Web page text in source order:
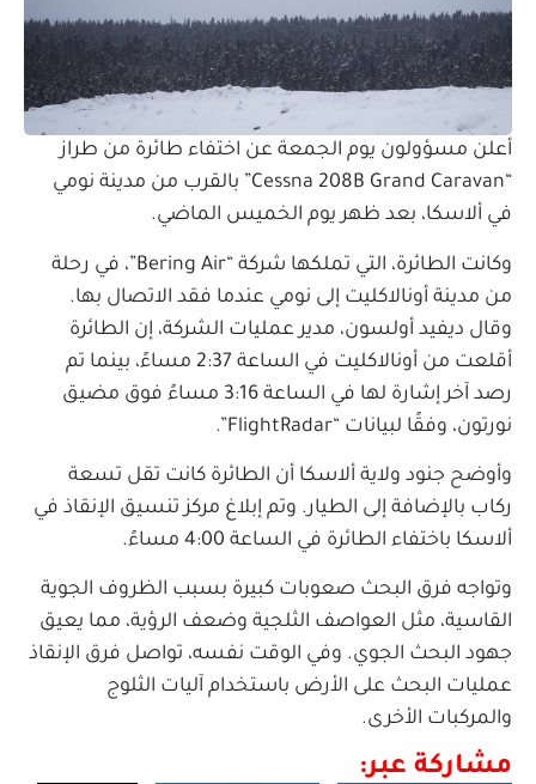
أعلن مسؤولون يوم الجمعة عن اختفاء طائرة من طراز
“Cessna 208B Grand Caravan” بالقرب من مدينة نومي
في ألاسكا، بعد ظهر يوم الخميس الماضي.
وكانت الطائرة، التي تملكها شركة “Bering Air”، في رحلة
من مدينة أونالاكليت إلى نومي عندما فقد الاتصال بها.
وقال ديفيد أولسون، مدير عمليات الشركة، إن الطائرة
أقلعت من أونالاكليت في الساعة 2:37 مساءً، بينما تم
رصد آخر إشارة لها في الساعة 3:16 مساءً فوق مضيق
نورتون، وفقًا لبيانات “FlightRadar”.
وأوضح جنود ولاية ألاسكا أن الطائرة كانت تقل تسعة
ركاب بالإضافة إلى الطيار. وتم إبلاغ مركز تنسيق الإنقاذ في
ألاسكا باختفاء الطائرة في الساعة 4:00 مساءً.
وتواجه فرق البحث صعوبات كبيرة بسبب الظروف الجوية
القاسية، مثل العواصف الثلجية وضعف الرؤية، مما يعيق
جهود البحث الجوي. وفي الوقت نفسه، تواصل فرق الإنقاذ
عمليات البحث على الأرض باستخدام آليات الثلوج
والمركبات الأخرى.
مشاركة عبر: